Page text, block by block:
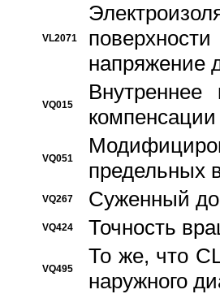
VL2071
напряжение
VQ015
компенсации
VQ051
предельных
VQ267 Суженный
VQ424 Точность
VQ495
То же, что
наружного